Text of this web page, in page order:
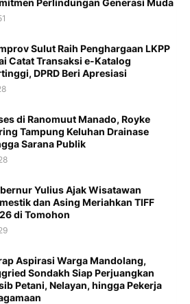
Sulut Raih Penghargaan LKPP
Catat Transaksi e-Katalog
DPRD Beri Apresiasi
di Ranomuut Manado, Royke
Tampung Keluhan Drainase
Sarana Publik
Yulius Ajak Wisatawan
dan Asing Meriahkan TIFF
di Tomohon
Aspirasi Warga Mandolang,
Sondakh Siap Perjuangkan
Petani, Nelayan, hingga Pekerja